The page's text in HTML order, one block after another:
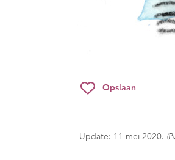
Opslaan
Update: 11 mei 2020.